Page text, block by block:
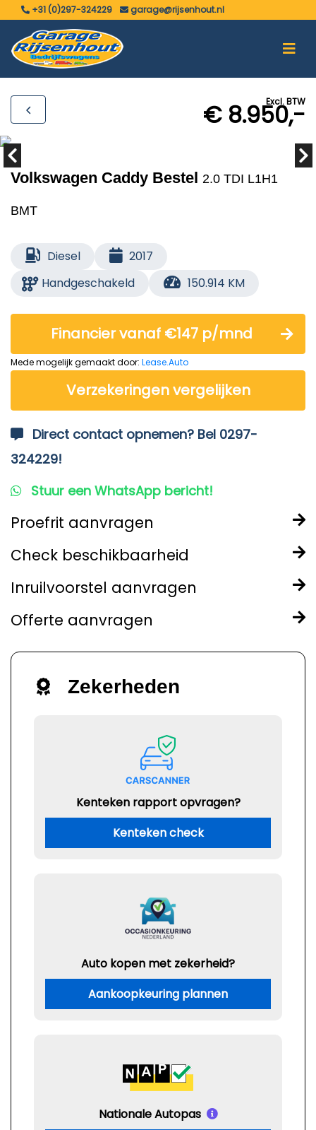
+31 (0)297-324229 garage@rijsenhout.nl
Excl. BTW
€ 8.950,-
Volkswagen Caddy Bestel 2.0 TDI L1H1
BMT
Diesel
2017
Handgeschakeld
150.914 KM
Financier vanaf €147 p/mnd
Mede mogelijk gemaakt door: Lease.Auto
Verzekeringen vergelijken
Direct contact opnemen? Bel 0297-
324229!
Stuur een WhatsApp bericht!
Proefrit aanvragen
Check beschikbaarheid
Inruilvoorstel aanvragen
Offerte aanvragen
Zekerheden
Kenteken rapport opvragen?
Kenteken check
Auto kopen met zekerheid?
Aankoopkeuring plannen
Nationale Autopas